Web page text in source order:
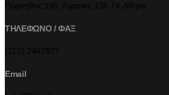
ΤΗΛΕΦΩΝΟ / ΦΑΞ
Email